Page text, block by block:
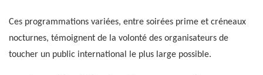
Ces programmations variées, entre soirées prime et créneaux
nocturnes, témoignent de la volonté des organisateurs de
toucher un public international le plus large possible.